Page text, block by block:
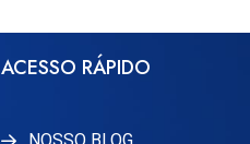
ACESSO RÁPIDO